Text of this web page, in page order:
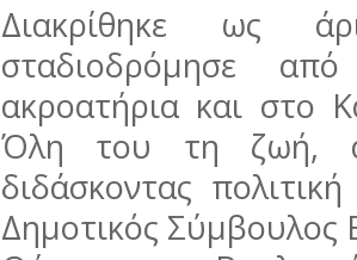
Διακρίθηκε ως
σταδιοδρόμησε
ακροατήρια και στο
Όλη του τη ζωή,
διδάσκοντας
Δημοτικός Σύμβουλος